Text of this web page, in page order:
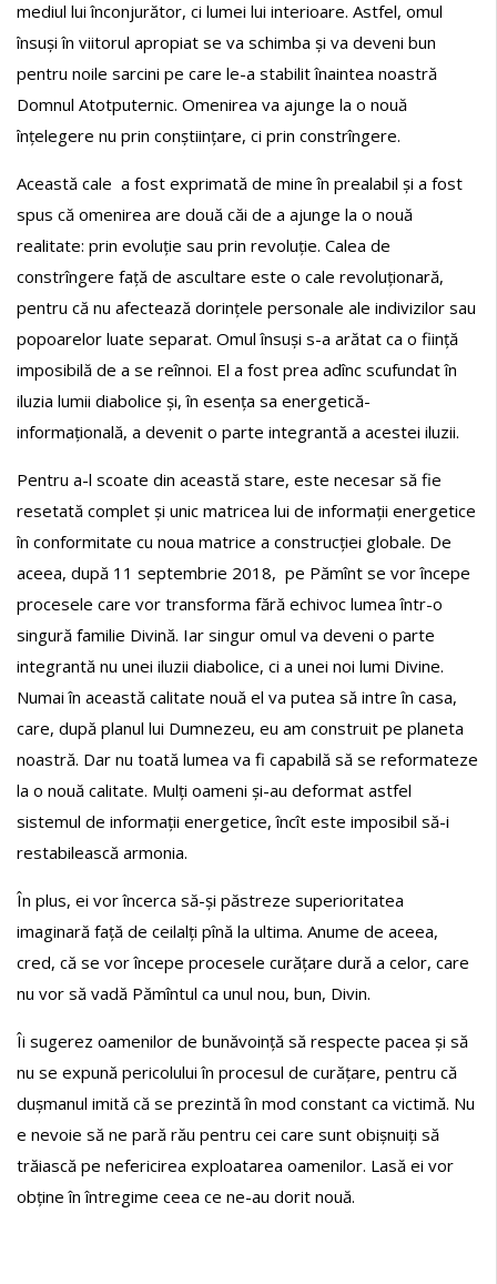
mediul lui înconjurător, ci lumei lui interioare. Astfel, omul
însuși în viitorul apropiat se va schimba și va deveni bun
pentru noile sarcini pe care le-a stabilit înaintea noastră
Domnul Atotputernic. Omenirea va ajunge la o nouă
înțelegere nu prin conștiințare, ci prin constrîngere.
Această cale a fost exprimată de mine în prealabil și a fost
spus că omenirea are două căi de a ajunge la o nouă
realitate: prin evoluție sau prin revoluție. Calea de
constrîngere față de ascultare este o cale revoluționară,
pentru că nu afectează dorințele personale ale indivizilor sau
popoarelor luate separat. Omul însuși s-a arătat ca o ființă
imposibilă de a se reînnoi. El a fost prea adînc scufundat în
iluzia lumii diabolice și, în esența sa energetică-
informațională, a devenit o parte integrantă a acestei iluzii.
Pentru a-l scoate din această stare, este necesar să fie
resetată complet și unic matricea lui de informații energetice
în conformitate cu noua matrice a construcției globale. De
aceea, după 11 septembrie 2018, pe Pămînt se vor începe
procesele care vor transforma fără echivoc lumea într-o
singură familie Divină. Iar singur omul va deveni o parte
integrantă nu unei iluzii diabolice, ci a unei noi lumi Divine.
Numai în această calitate nouă el va putea să intre în casa,
care, după planul lui Dumnezeu, eu am construit pe planeta
noastră. Dar nu toată lumea va fi capabilă să se reformateze
la o nouă calitate. Mulți oameni și-au deformat astfel
sistemul de informații energetice, încît este imposibil să-i
restabilească armonia.
În plus, ei vor încerca să-și păstreze superioritatea
imaginară față de ceilalți pînă la ultima. Anume de aceea,
cred, că se vor începe procesele сurățare dură a celor, care
nu vor să vadă Pămîntul ca unul nou, bun, Divin.
Îi sugerez oamenilor de bunăvoință să respecte pacea și să
nu se expună pericolului în procesul de curățare, pentru că
dușmanul imită că se prezintă în mod constant ca victimă. Nu
e nevoie să ne pară rău pentru cei care sunt obișnuiți să
trăiască pe nefericirea exploatarea oamenilor. Lasă ei vor
obține în întregime ceea ce ne-au dorit nouă.